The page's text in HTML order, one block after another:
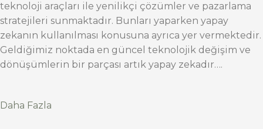
teknoloji araçları ile yenilikçi çözümler ve pazarlama
stratejileri sunmaktadır. Bunları yaparken yapay
zekanın kullanılması konusuna ayrıca yer vermektedir.
Geldiğimiz noktada en güncel teknolojik değişim ve
dönüşümlerin bir parçası artık yapay zekadır….
Daha Fazla